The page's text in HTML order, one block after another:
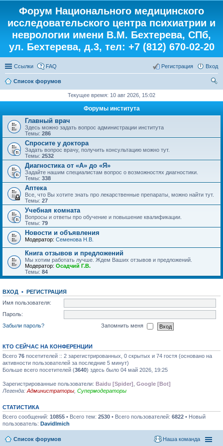
Форум Национального медицинского
исследовательского центра психиатрии и
неврологии имени В.М. Бехтерева, СПб,
ул. Бехтерева, д.3, тел: +7 (812) 670-02-20
Ссылки FAQ Вход
Регистрация
Список форумов
Текущее время: 10 авг 2026, 15:02
Форумы института
Главный врач
Здесь можно задать вопрос администрации института
Темы: 286
Спросите у доктора
Задать вопрос врачу, получить консультацию можно тут.
Темы: 2532
Диагностика от «А» до «Я»
Задайте нашим специалистам вопрос о возможностях диагностики.
Темы: 338
Аптека
Все, что Вы хотите знать про лекарственные препараты, можно найти тут.
Темы: 27
Учебная комната
Вопросы и ответы про обучение и повышение квалификации.
Темы: 79
Новости и объявления
Модератор: Семенова Н.В.
Книга отзывов и предложений
Мы хотим работать лучше. Ждем Ваших отзывов и предложений.
Модератор: Осадчий Г.В.
Темы: 84
ВХОД • РЕГИСТРАЦИЯ
Имя пользователя:
Пароль:
Забыли пароль?
Запомнить меня
КТО СЕЙЧАС НА КОНФЕРЕНЦИИ
Всего 76 посетителей :: 2 зарегистрированных, 0 скрытых и 74 гостя (основано на
активности пользователей за последние 5 минут)
Больше всего посетителей (3640) здесь было 04 май 2026, 19:25
Зарегистрированные пользователи: Baidu [Spider] Google [Bot]
Легенда: Администраторы Супермодераторы
СТАТИСТИКА
Всего сообщений: 10855 • Всего тем: 2530 • Всего пользователей: 6822 • Новый
пользователь: DavidImich
Список форумов Наша команда